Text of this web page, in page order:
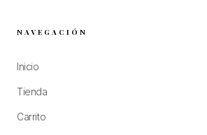
NAVEGACIÓN
Inicio
Tienda
Carrito